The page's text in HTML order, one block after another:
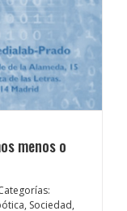
menos o
, Sociedad,